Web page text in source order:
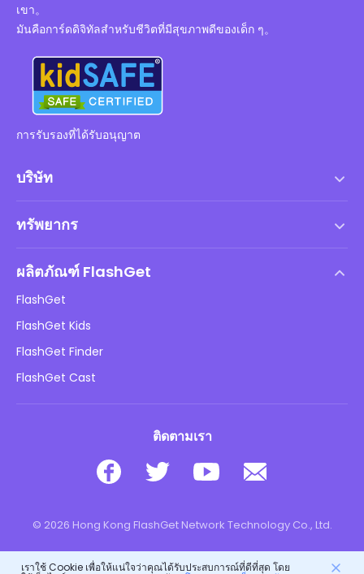
เขา。
มันคือการ์ดดิจิทัลสำหรับชีวิตที่มีสุขภาพดีของเด็ก ๆ。
การรับรองที่ได้รับอนุญาต
บริษัท
นโยบาย DMCA
นโยบายความเป็นส่วนตัว
นโยบายการโฆษณา
อย่าขายข้อมูลของฉัน
ทรัพยากร
ความปลอดภัยของเด็กออนไลน์
ดาวน์โหลด
ผลิตภัณฑ์ FlashGet
FlashGet
FlashGet Kids
FlashGet Finder
FlashGet Cast
ติดตามเรา
© 2026 Hong Kong FlashGet Network Technology Co., Ltd.
เราใช้ Cookie เพื่อให้แน่ใจว่าคุณได้รับประสบการณ์ที่ดีที่สุด โดย